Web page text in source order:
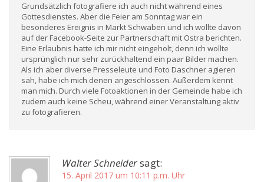
Grundsätzlich fotografiere ich auch nicht während eines
Gottesdienstes. Aber die Feier am Sonntag war ein
besonderes Ereignis in Markt Schwaben und ich wollte davon
auf der Facebook-Seite zur Partnerschaft mit Ostra berichten.
Eine Erlaubnis hatte ich mir nicht eingeholt, denn ich wollte
ursprünglich nur sehr zurückhaltend ein paar Bilder machen.
Als ich aber diverse Presseleute und Foto Daschner agieren
sah, habe ich mich denen angeschlossen. Außerdem kennt
man mich. Durch viele Fotoaktionen in der Gemeinde habe ich
zudem auch keine Scheu, während einer Veranstaltung aktiv
zu fotografieren.
Walter Schneidersagt:
15. April 2017 um 10:11 p.m. Uhr